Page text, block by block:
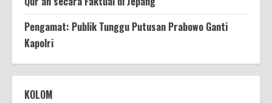
Pengamat: Publik Tunggu Putusan Prabowo Ganti
Kapolri
KOLOM